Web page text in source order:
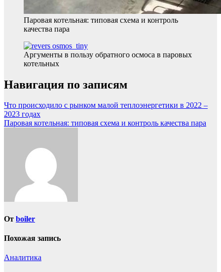
Паровая котельная: типовая схема и контроль
качества пара
Аргументы в пользу обратного осмоса в паровых
котельных
Навигация по записям
Что происходило с рынком малой теплоэнергетики в 2022 –
2023 годах
Паровая котельная: типовая схема и контроль качества пара
От boiler
Похожая запись
Аналитика